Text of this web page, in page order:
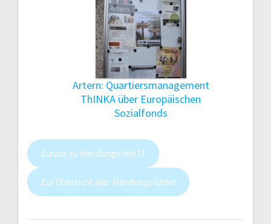
Artern: Quartiersmanagement
ThINKA über Europäischen
Sozialfonds
Zurück zu Handlungsfeld 11
Zur Übersicht aller Handlungsfelder